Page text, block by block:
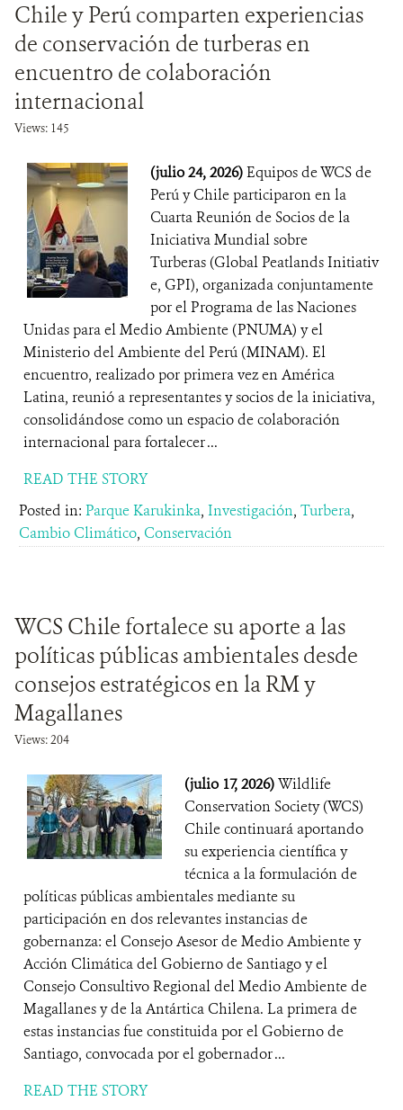
Chile y Perú comparten experiencias
de conservación de turberas en
encuentro de colaboración
internacional
Views: 145
(julio 24, 2026)Equipos de WCS de
Perú y Chile participaron en la
Cuarta Reunión de Socios de la
Iniciativa Mundial sobre
Turberas (Global Peatlands Initiativ
e, GPI), organizada conjuntamente
por el Programa de las Naciones
Unidas para el Medio Ambiente (PNUMA) y el
Ministerio del Ambiente del Perú (MINAM). El
encuentro, realizado por primera vez en América
Latina, reunió a representantes y socios de la iniciativa,
consolidándose como un espacio de colaboración
internacional para fortalecer ...
READ THE STORY
Posted in: Parque Karukinka, Investigación, Turbera,
Cambio Climático, Conservación
WCS Chile fortalece su aporte a las
políticas públicas ambientales desde
consejos estratégicos en la RM y
Magallanes
Views: 204
(julio 17, 2026)Wildlife
Conservation Society (WCS)
Chile continuará aportando
su experiencia científica y
técnica a la formulación de
políticas públicas ambientales mediante su
participación en dos relevantes instancias de
gobernanza: el Consejo Asesor de Medio Ambiente y
Acción Climática del Gobierno de Santiago y el
Consejo Consultivo Regional del Medio Ambiente de
Magallanes y de la Antártica Chilena. La primera de
estas instancias fue constituida por el Gobierno de
Santiago, convocada por el gobernador ...
READ THE STORY